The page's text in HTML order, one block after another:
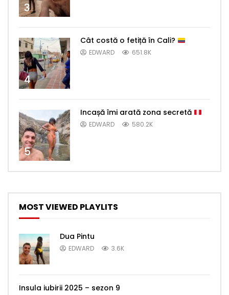
3
4
Cât costă o fetiță în Cali?
EDWARD 651.8K
5
Incașă îmi arată zona secretă
EDWARD 580.2K
MOST VIEWED PLAYLITS
Dua Pintu
EDWARD 3.6K
Insula iubirii 2025 – sezon 9